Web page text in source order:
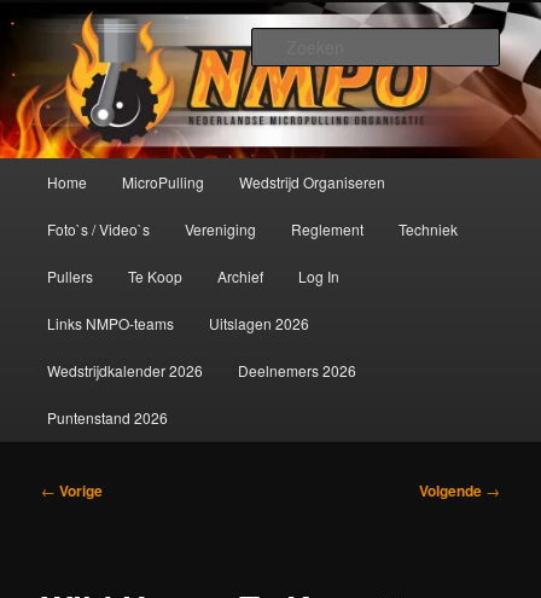
primaire
inhoudNederlandse MicroPulling
Organisatie
De meest krachtige modelbouwsport ter wereld!
Home MicroPulling Wedstrijd Organiseren
Foto`s / Video`s Vereniging Reglement Techniek
Pullers Te Koop Archief Log In
Links NMPO-teams Uitslagen 2026
Wedstrijdkalender 2026 Deelnemers 2026
Puntenstand 2026
Bericht
← Vorige Volgende →